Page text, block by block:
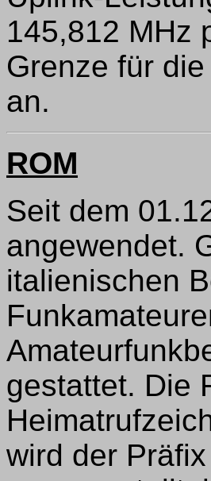
145,812 MHz
Grenze für
an.
ROM
Seit dem
angewendet.
italienischen
gestattet. Die
wird der